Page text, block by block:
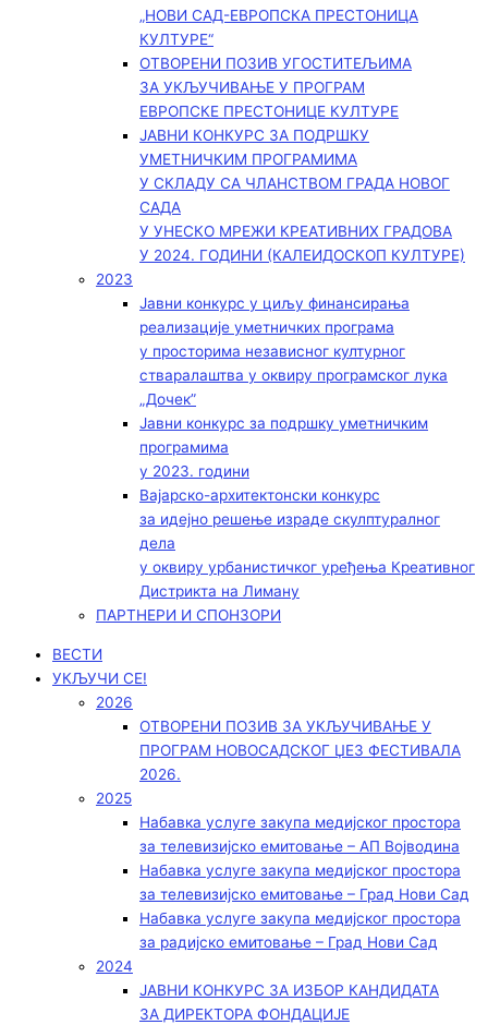
„НОВИ САД-ЕВРОПСКА ПРЕСТОНИЦА
КУЛТУРЕ“
ОТВОРЕНИ ПОЗИВ УГОСТИТЕЉИМА
ЗА УКЉУЧИВАЊЕ У ПРОГРАМ
ЕВРОПСКЕ ПРЕСТОНИЦЕ КУЛТУРЕ
ЈАВНИ КОНКУРС ЗА ПОДРШКУ
УМЕТНИЧКИМ ПРОГРАМИМА
У СКЛАДУ СА ЧЛАНСТВОМ ГРАДА НОВОГ
САДА
У УНЕСКО МРЕЖИ КРЕАТИВНИХ ГРАДОВА
У 2024. ГОДИНИ (КАЛЕИДОСКОП КУЛТУРЕ)
2023
Јавни конкурс у циљу финансирања
реализације уметничких програма
у просторима независног културног
стваралаштва у оквиру програмског лука
„Дочек”
Јавни конкурс за подршку уметничким
програмима
у 2023. години
Вајарско-архитектонски конкурс
за идејно решење израде скулптуралног
дела
у оквиру урбанистичког уређења Креативног
Дистрикта на Лиману
ПАРТНЕРИ И СПОНЗОРИ
ВЕСТИ
УКЉУЧИ СЕ!
2026
ОТВОРЕНИ ПОЗИВ ЗА УКЉУЧИВАЊЕ У
ПРОГРАМ НОВОСАДСКОГ ЏЕЗ ФЕСТИВАЛА
2026.
2025
Набавка услуге закупа медијског простора
за телевизијско емитовање – АП Војводинa
Набавка услуге закупа медијског простора
за телевизијско емитовање – Град Нови Сад
Набавка услуге закупа медијског простора
за радијско емитовање – Град Нови Сад
2024
ЈАВНИ КОНКУРС ЗА ИЗБОР КАНДИДАТА
ЗА ДИРЕКТОРА ФОНДАЦИЈЕ